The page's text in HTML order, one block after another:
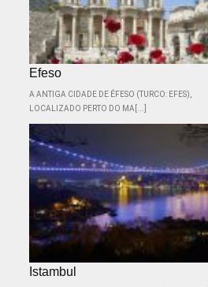
Efeso
A ANTIGA CIDADE DE ÉFESO (TURCO: EFES),
LOCALIZADO PERTO DO MA[...]
Istambul